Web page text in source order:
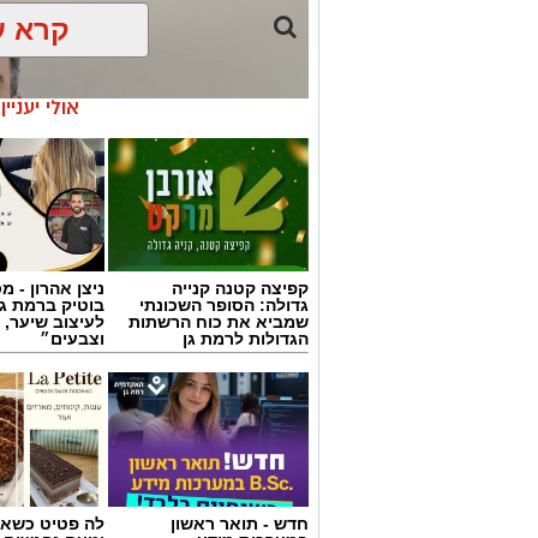
צילום באדיבות מכבי קבוצת כנען רמת-
רמת גן, שנפרדה משמוליק ברנר שאימן
קרא
אולי
קפיצה קטנה קנייה
גדולה: הסופר השכונתי
שמביא את כוח הרשתות
הגדולות לרמת גן
ניצן אהרון -
בוטיק ברמת
לעיצוב
וצבעים״
חדש - תואר ראשון
לה פטיט